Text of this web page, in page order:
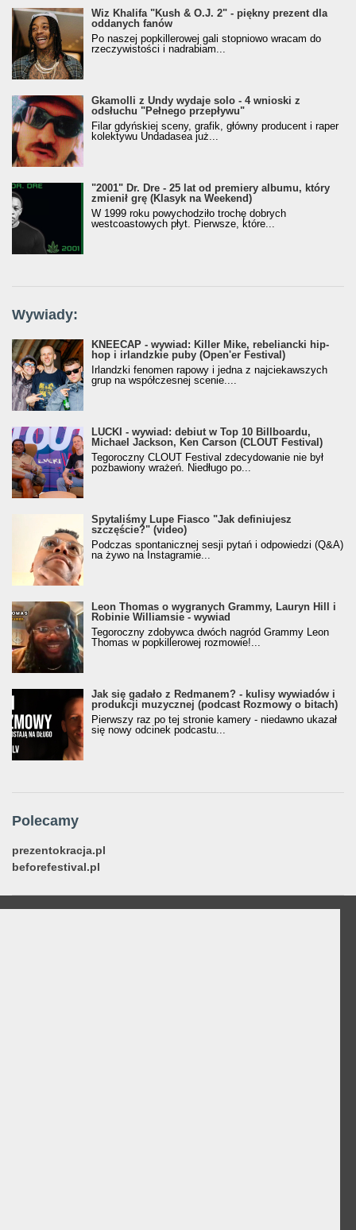
Wiz Khalifa "Kush & O.J. 2" - piękny prezent dla
oddanych fanów
Po naszej popkillerowej gali stopniowo wracam do
rzeczywistości i nadrabiam...
Gkamolli z Undy wydaje solo - 4 wnioski z
odsłuchu "Pełnego przepływu"
Filar gdyńskiej sceny, grafik, główny producent i raper
kolektywu Undadasea już...
"2001" Dr. Dre - 25 lat od premiery albumu, który
zmienił grę (Klasyk na Weekend)
W 1999 roku powychodziło trochę dobrych
westcoastowych płyt. Pierwsze, które...
Wywiady:
KNEECAP - wywiad: Killer Mike, rebeliancki hip-
hop i irlandzkie puby (Open'er Festival)
Irlandzki fenomen rapowy i jedna z najciekawszych
grup na współczesnej scenie....
LUCKI - wywiad: debiut w Top 10 Billboardu,
Michael Jackson, Ken Carson (CLOUT Festival)
Tegoroczny CLOUT Festival zdecydowanie nie był
pozbawiony wrażeń. Niedługo po...
Spytaliśmy Lupe Fiasco "Jak definiujesz
szczęście?" (video)
Podczas spontanicznej sesji pytań i odpowiedzi (Q&A)
na żywo na Instagramie...
Leon Thomas o wygranych Grammy, Lauryn Hill i
Robinie Williamsie - wywiad
Tegoroczny zdobywca dwóch nagród Grammy Leon
Thomas w popkillerowej rozmowie!...
Jak się gadało z Redmanem? - kulisy wywiadów i
produkcji muzycznej (podcast Rozmowy o bitach)
Pierwszy raz po tej stronie kamery - niedawno ukazał
się nowy odcinek podcastu...
Polecamy
prezentokracja.pl
beforefestival.pl